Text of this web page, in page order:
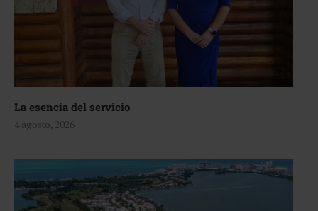
La esencia del servicio
4 agosto, 2026